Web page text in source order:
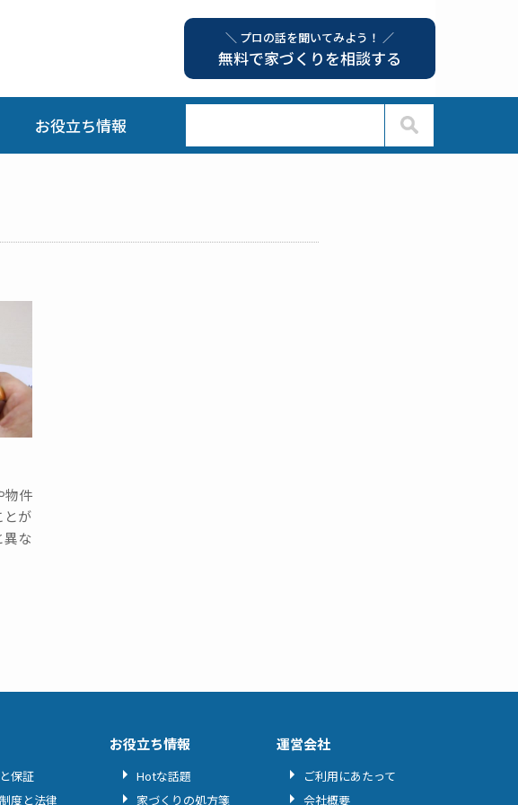
＼ プロの話を聞いてみよう！ ／
無料で家づくりを相談する
お役立ち情報
物件
とが
異な
保証
度と法律
お役立ち情報
Hotな話題
家づくりの処方箋
運営会社
ご利用にあたって
会社概要